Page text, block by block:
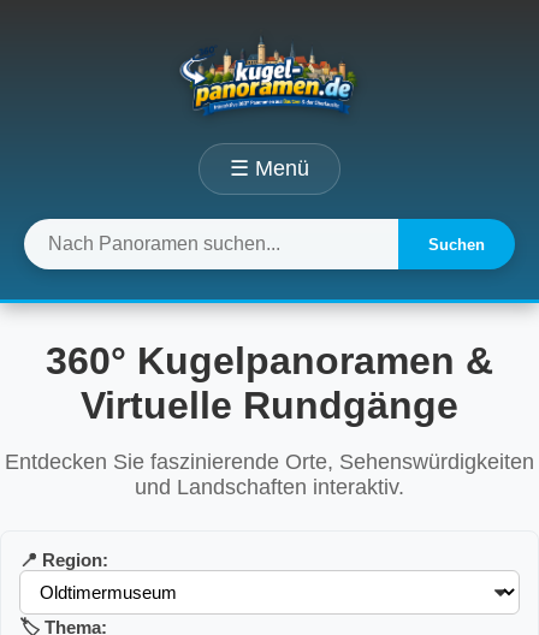
☰ Menü
Suchen
360° Kugelpanoramen &
Virtuelle Rundgänge
Entdecken Sie faszinierende Orte, Sehenswürdigkeiten
und Landschaften interaktiv.
📍 Region:
🏷️ Thema: